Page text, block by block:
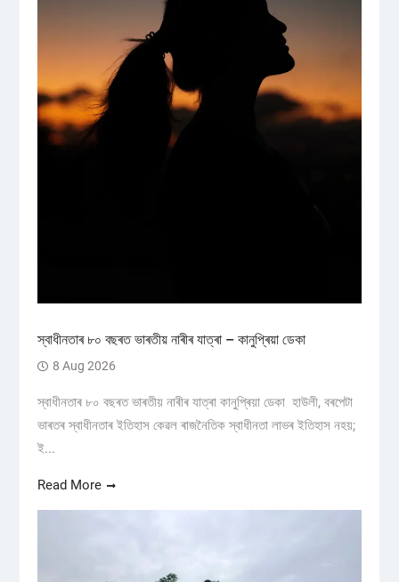
স্বাধীনতাৰ ৮০ বছৰত ভাৰতীয় নাৰীৰ যাত্ৰা – কানুপ্ৰিয়া ডেকা
8 Aug 2026
স্বাধীনতাৰ ৮০ বছৰত ভাৰতীয় নাৰীৰ যাত্ৰা কানুপ্ৰিয়া ডেকা হাউলী, বৰপেটা
ভাৰতৰ স্বাধীনতাৰ ইতিহাস কেৱল ৰাজনৈতিক স্বাধীনতা লাভৰ ইতিহাস নহয়;
ই...
Read More